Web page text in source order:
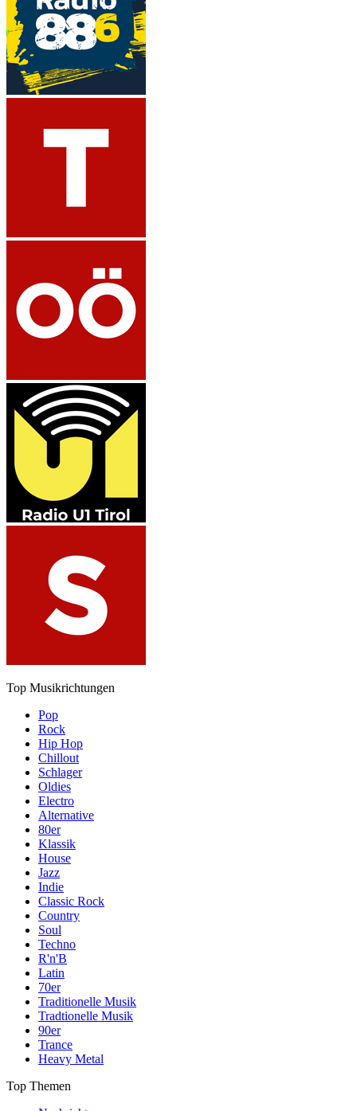
Top Musikrichtungen
Pop
Rock
Hip Hop
Chillout
Schlager
Oldies
Electro
Alternative
80er
Klassik
House
Jazz
Indie
Classic Rock
Country
Soul
Techno
R'n'B
Latin
70er
Traditionelle Musik
Tradtionelle Musik
90er
Trance
Heavy Metal
Top Themen